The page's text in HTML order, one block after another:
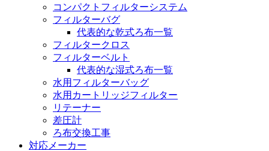
コンパクトフィルターシステム
フィルターバグ
代表的な乾式ろ布一覧
フィルタークロス
フィルターベルト
代表的な湿式ろ布一覧
水用フィルターバッグ
水用カートリッジフィルター
リテーナー
差圧計
ろ布交換工事
対応メーカー